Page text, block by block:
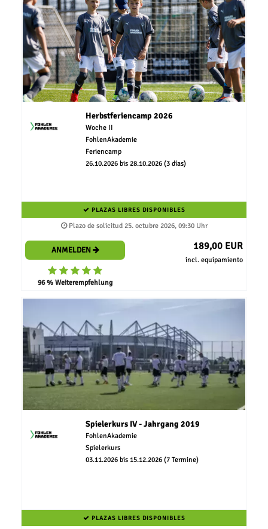
Herbstferiencamp 2026
Woche II
FohlenAkademie
Feriencamp
26.10.2026 bis 28.10.2026 (3 días)
PLAZAS LIBRES DISPONIBLES
Plazo de solicitud 25. octubre 2026, 09:30 Uhr
ANMELDEN
96 % Weiterempfehlung
189,00 EUR
incl. equipamiento
Spielerkurs IV - Jahrgang 2019
FohlenAkademie
Spielerkurs
03.11.2026 bis 15.12.2026 (7 Termine)
PLAZAS LIBRES DISPONIBLES